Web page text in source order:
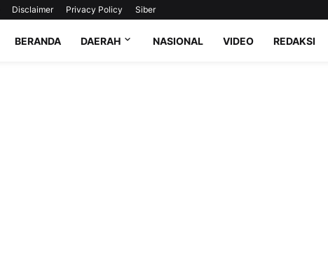
Disclaimer Privacy Policy Siber
BERANDA DAERAH NASIONAL VIDEO REDAKSI